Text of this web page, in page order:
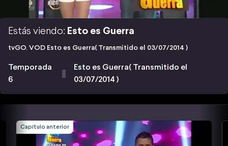
Estás viendo: Esto es Guerra
tvGO. VOD Esto es Guerra( Transmitido el 03/07/2014 )
Temporada
6
Esto es Guerra( Transmitido el
03/07/2014 )
Capítulo anterior